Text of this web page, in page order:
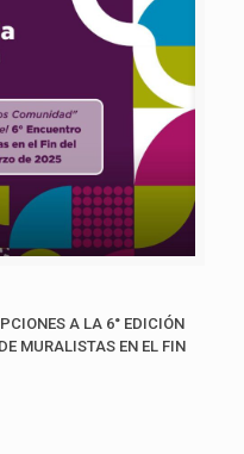
A LA 6° EDICIÓN
MURALISTAS EN EL FIN